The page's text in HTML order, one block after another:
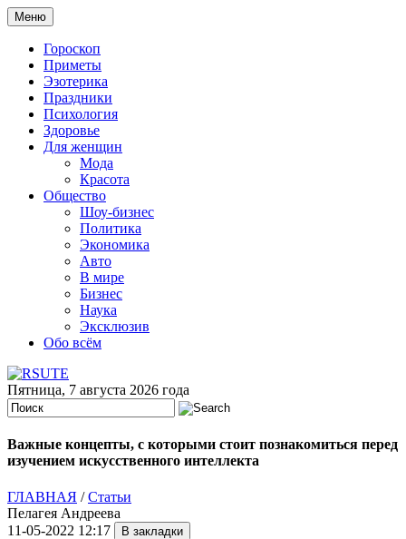
Меню
Гороскоп
Приметы
Эзотерика
Праздники
Психология
Здоровье
Для женщин
Мода
Красота
Общество
Шоу-бизнес
Политика
Экономика
Авто
В мире
Бизнес
Наука
Эксклюзив
Обо всём
Пятница, 7 августа 2026 года
Важные концепты, с которыми стоит познакомиться перед
изучением искусственного интеллекта
ГЛАВНАЯ /Статьи
Пелагея Андреева
11-05-2022 12:17